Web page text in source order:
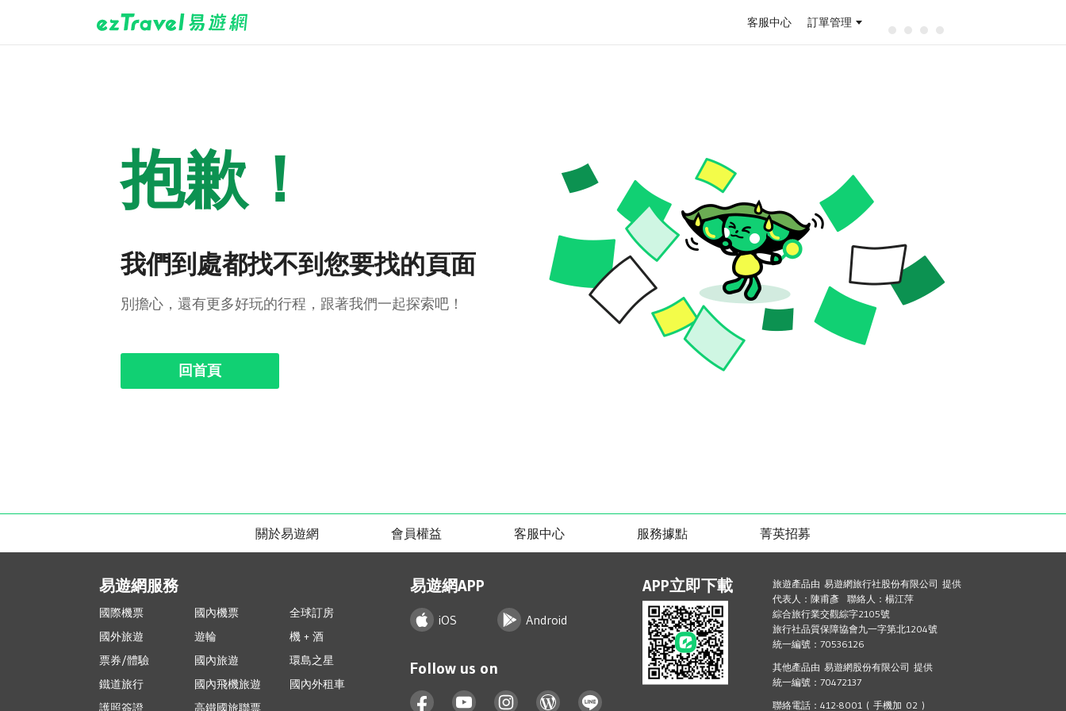
客服中心 訂單管理
抱歉！
我們到處都找不到您要找的頁面
別擔心，還有更多好玩的行程，跟著我們一起探索吧！
回首頁
關於易遊網 會員權益 客服中心 服務據點 菁英招募
易遊網服務
國際機票 國內機票
全球訂房
國外旅遊
遊輪
機 + 酒
票券/體驗
國內旅遊
環島之星
鐵道旅行
國內飛機旅遊
國內外租車
護照簽證
高鐵國旅聯票
易遊網APP
iOS Android
Follow us on
APP立即下載
旅遊產品由 易遊網旅行社股份有限公司 提供
代表人：陳甫彥 聯絡人：楊江萍
綜合旅行業交觀綜字2105號
旅行社品質保障協會九一字第北1204號
統一編號：70536126
其他產品由 易遊網股份有限公司 提供
統一編號：70472137
聯絡電話：412-8001 ( 手機加 02 )